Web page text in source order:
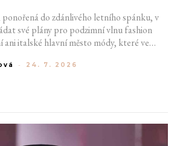
ponořená do zdánlivého letního spánku, v
své plány pro podzimní vlnu fashion
ani italské hlavní město módy, které ve
jména, pozornost však zaměří
- 24. 7. 2026